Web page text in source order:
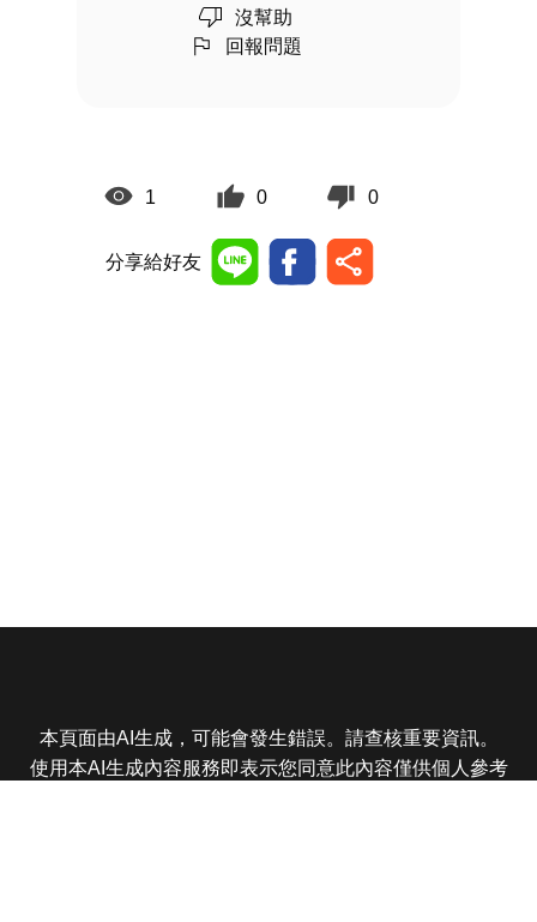
沒幫助
回報問題
1 0 0
分享給好友
本頁面由AI生成，可能會發生錯誤。請查核重要資訊。
使用本AI生成內容服務即表示您同意此內容僅供個人參考